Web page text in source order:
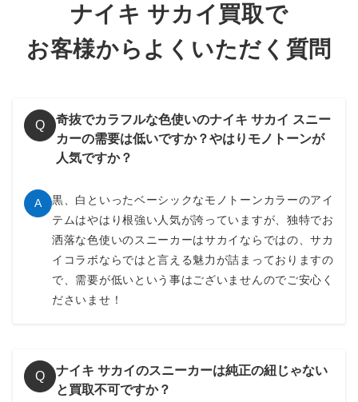
ナイキ サカイ買取で
お客様からよくいただく質問
Q
奇抜でカラフルな色使いのナイキ サカイ スニー
カーの需要は低いですか？やはりモノトーンが
人気ですか？
A
黒、白といったベーシックなモノトーンカラーのアイ
テムはやはり根強い人気が誇っていますが、独特でお
洒落な色使いのスニーカーはサカイならではの、サカ
イコラボならではと言える魅力が詰まっておりますの
で、需要が低いという事はございませんのでご安心く
ださいませ！
Q
ナイキ サカイのスニーカーは純正の紐じゃない
と買取不可ですか？